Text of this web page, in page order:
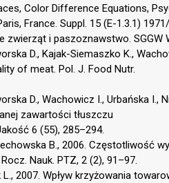
Color Difference Equations,
France. Suppl. 15 (E-1.3.1)
zwierząt i paszoznawstwo. SGGW
D., Kajak-Siemaszko K.,
of meat. Pol. J. Food Nutr.
D., Wachowicz I., Urbańska I.,
zawartości tłuszczu
6 (55), 285–294.
B., 2006. Częstotliwość
Nauk. PTZ, 2 (2), 91–97.
2007. Wpływ krzyżowania